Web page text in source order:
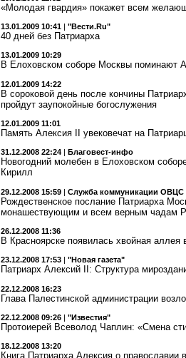
«Молодая гвардия» покажет всем
13.01.2009 10:41 | "Вести.Ru"
40 дней без Патриарха
13.01.2009 10:29
В Елоховском соборе Москвы поминают
12.01.2009 14:22
В сороковой день после кончины
пройдут заупокойные богослужения
12.01.2009 11:01
Память Алексия II увековечат на
31.12.2008 22:24 Благовест-инфо
Новогодний молебен в Елоховском
Кирилл
29.12.2008 15:59 | Служба коммуникации ОВЦС
Рождественское послание Патриарха
монашествующим и всем верным чадам
26.12.2008 11:36
В Красноярске появилась хвойная аллея
23.12.2008 17:53 "Новая газета"
Патриарх Алексий II: Структура
22.12.2008 16:23
Глава Палестинской администрации
22.12.2008 09:26 | "Известия"
Протоиерей Всеволод Чаплин: «Смена
18.12.2008 13:20
Книга Патриарха Алексия о православии